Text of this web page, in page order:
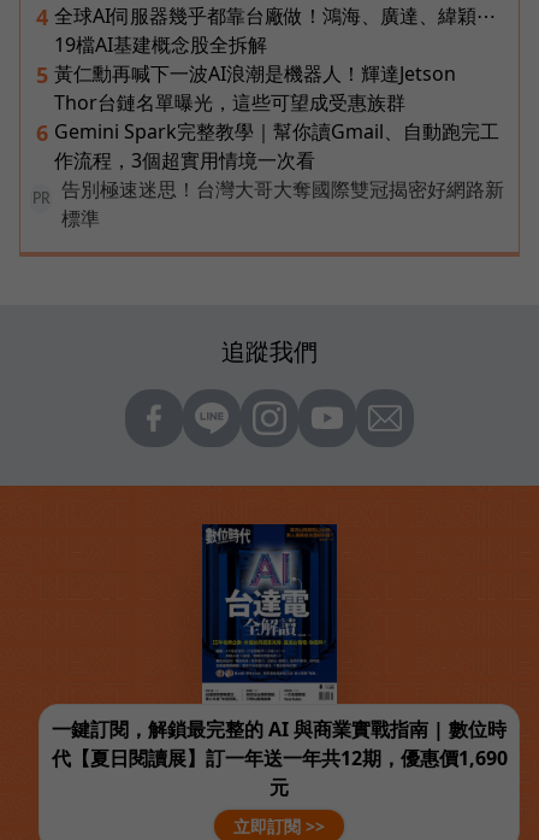
4 全球AI伺服器幾乎都靠台廠做！鴻海、廣達、緯穎⋯
19檔AI基建概念股全拆解
5 黃仁勳再喊下一波AI浪潮是機器人！輝達Jetson
Thor台鏈名單曝光，這些可望成受惠族群
6 Gemini Spark完整教學｜幫你讀Gmail、自動跑完工
作流程，3個超實用情境一次看
PR
告別極速迷思！台灣大哥大奪國際雙冠揭密好網路新
標準
追蹤我們
一鍵訂閱，解鎖最完整的 AI 與商業實戰指南 | 數位時
代【夏日閱讀展】訂一年送一年共12期，優惠價1,690
元
立即訂閱 >>